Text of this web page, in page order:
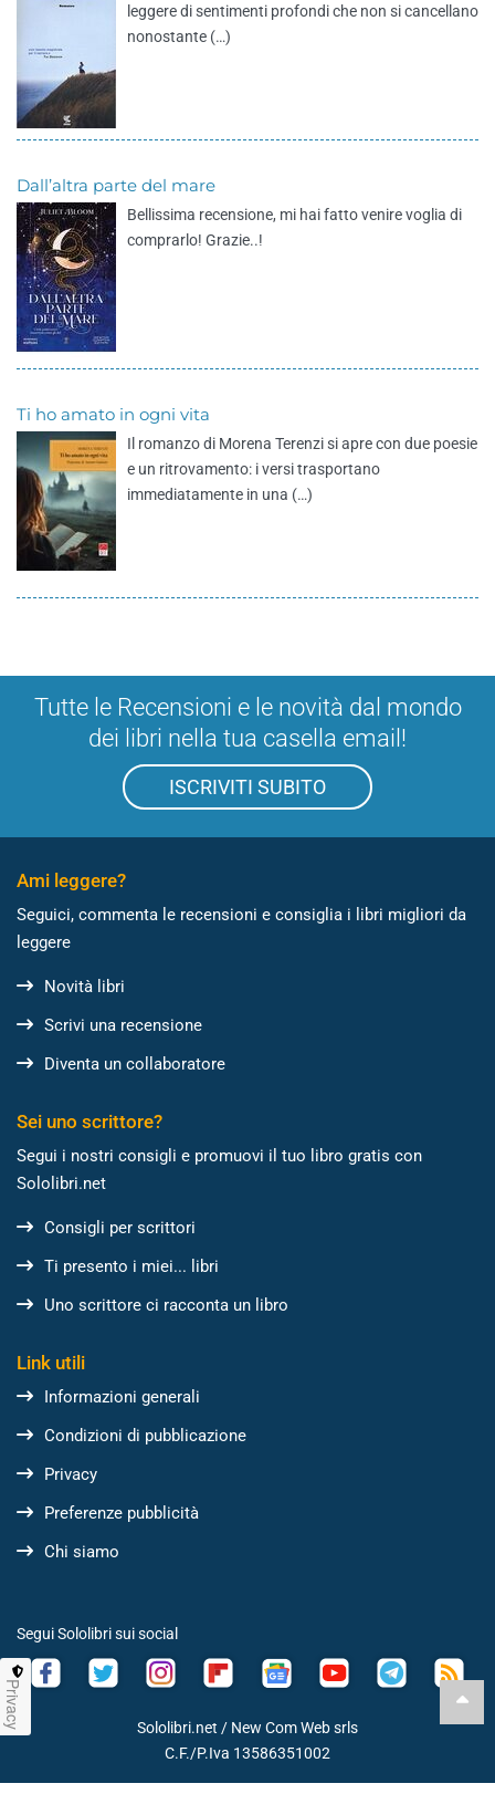
leggere di sentimenti profondi che non si cancellano
nonostante (…)
Dall’altra parte del mare
Bellissima recensione, mi hai fatto venire voglia di
comprarlo! Grazie..!
Ti ho amato in ogni vita
Il romanzo di Morena Terenzi si apre con due poesie
e un ritrovamento: i versi trasportano
immediatamente in una (…)
Tutte le Recensioni e le novità dal mondo
dei libri nella tua casella email!
ISCRIVITI SUBITO
Ami leggere?
Seguici, commenta le recensioni e consiglia i libri migliori da
leggere
Novità libri
Scrivi una recensione
Diventa un collaboratore
Sei uno scrittore?
Segui i nostri consigli e promuovi il tuo libro gratis con
Sololibri.net
Consigli per scrittori
Ti presento i miei... libri
Uno scrittore ci racconta un libro
Link utili
Informazioni generali
Condizioni di pubblicazione
Privacy
Preferenze pubblicità
Chi siamo
Segui Sololibri sui social
Sololibri.net / New Com Web srls
C.F./P.Iva 13586351002
Privacy